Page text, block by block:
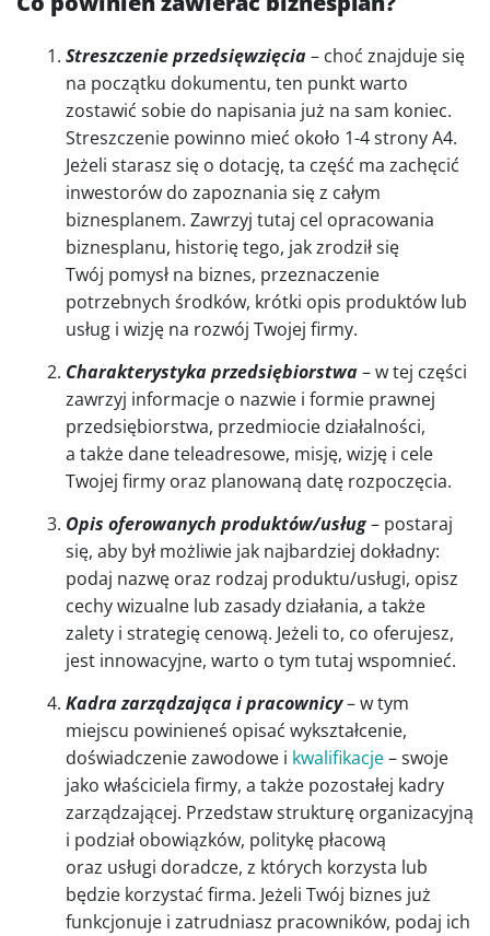
Streszczenie przedsięwzięcia– choć znajduje się
na początku dokumentu, ten punkt warto
zostawić sobie do napisania już na sam koniec.
Streszczenie powinno mieć około 1-4 strony A4.
Jeżeli starasz się o dotację, ta część ma zachęcić
inwestorów do zapoznania się z całym
biznesplanem. Zawrzyj tutaj cel opracowania
biznesplanu, historię tego, jak zrodził się
Twój pomysł na biznes, przeznaczenie
potrzebnych środków, krótki opis produktów lub
usług i wizję na rozwój Twojej firmy.
Charakterystyka przedsiębiorstwa– w tej części
zawrzyj informacje o nazwie i formie prawnej
przedsiębiorstwa, przedmiocie działalności,
a także dane teleadresowe, misję, wizję i cele
Twojej firmy oraz planowaną datę rozpoczęcia.
Opis oferowanych produktów/usług– postaraj
się, aby był możliwie jak najbardziej dokładny:
podaj nazwę oraz rodzaj produktu/usługi, opisz
cechy wizualne lub zasady działania, a także
zalety i strategię cenową. Jeżeli to, co oferujesz,
jest innowacyjne, warto o tym tutaj wspomnieć.
Kadra zarządzająca i pracownicy– w tym
miejscu powinieneś opisać wykształcenie,
doświadczenie zawodowe i kwalifikacje– swoje
jako właściciela firmy, a także pozostałej kadry
zarządzającej. Przedstaw strukturę organizacyjną
i podział obowiązków, politykę płacową
oraz usługi doradcze, z których korzysta lub
będzie korzystać firma. Jeżeli Twój biznes już
funkcjonuje i zatrudniasz pracowników, podaj ich